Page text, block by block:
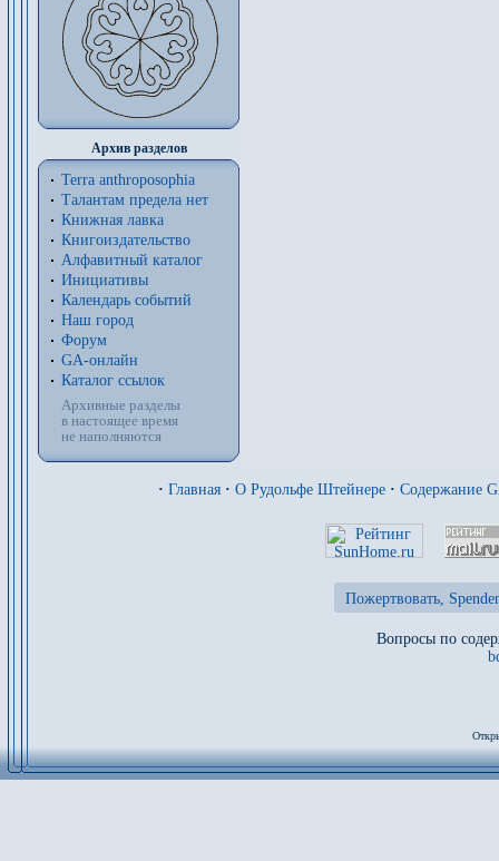
Архив разделов
Terra anthroposophia
Талантам предела нет
Книжная лавка
Книгоиздательство
Алфавитный каталог
Инициативы
Календарь событий
Наш город
Форум
GA-онлайн
Каталог ссылок
Архивные разделы
в настоящее время
не наполняются
· Главная · О Рудольфе Штейнере · Содержание
Пожертвовать,
Вопросы по